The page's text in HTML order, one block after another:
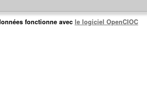
fonctionne avec le logiciel OpenCIOC